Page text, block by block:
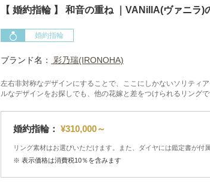
【 婚約指輪 】 和音の重ね ｜VANillA(ヴァニラ)
婚約指輪
ブランド名： 彩乃瑞(IRONOHA)
左右非対称なデザインにすることで、ここにしかないソリティ
ルなデザインをお探しでも、他の花嫁と差をつけられるリング
婚約指輪： ¥310,000～
リング素材はお選びいただけます。また、ダイヤには鑑定書が付
※ 表示価格は消費税10％を含みます